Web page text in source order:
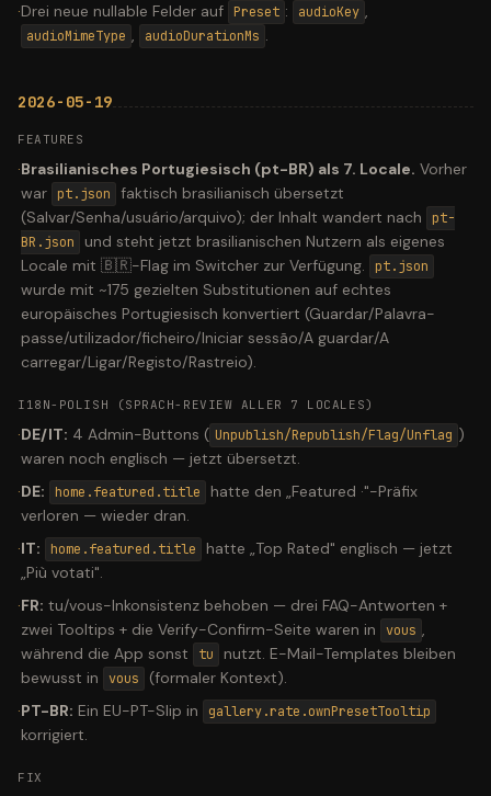
·Drei neue nullable Felder auf Preset : audioKey ,
audioMimeType , audioDurationMs .
2026-05-19
FEATURES
·Brasilianisches Portugiesisch (pt-BR) als 7. Locale. Vorher
war
pt.json
faktisch brasilianisch übersetzt
(Salvar/Senha/usuário/arquivo); der Inhalt wandert nach
pt-
BR.json
und steht jetzt brasilianischen Nutzern als eigenes
Locale mit 🇧🇷-Flag im Switcher zur Verfügung.
pt.json
wurde mit ~175 gezielten Substitutionen auf echtes
europäisches Portugiesisch konvertiert (Guardar/Palavra-
passe/utilizador/ficheiro/Iniciar sessão/A guardar/A
carregar/Ligar/Registo/Rastreio).
I18N-POLISH (SPRACH-REVIEW ALLER 7 LOCALES)
·DE/IT: 4 Admin-Buttons ( Unpublish/Republish/Flag/Unflag )
waren noch englisch — jetzt übersetzt.
·DE: home.featured.title
hatte den „Featured ·"-Präfix
verloren — wieder dran.
·IT: home.featured.title
hatte „Top Rated" englisch — jetzt
„Più votati".
·FR: tu/vous-Inkonsistenz behoben — drei FAQ-Antworten +
zwei Tooltips + die Verify-Confirm-Seite waren in
vous ,
während die App sonst
tu
nutzt. E-Mail-Templates bleiben
bewusst in
vous
(formaler Kontext).
·PT-BR: Ein EU-PT-Slip in gallery.rate.ownPresetTooltip
korrigiert.
FIX